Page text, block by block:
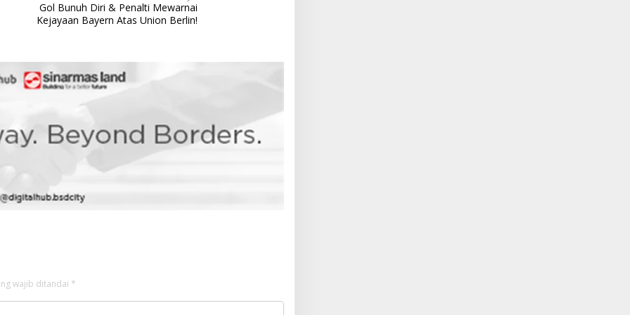
Gol Bunuh Diri & Penalti Mewarnai
Kejayaan Bayern Atas Union Berlin!
wajib ditandai *